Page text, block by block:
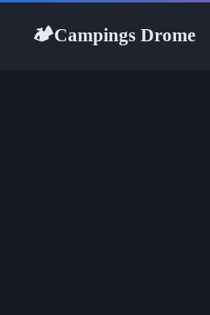
🏕Campings Drome